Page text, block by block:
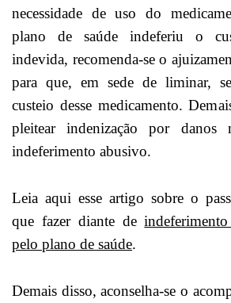
necessidade de uso do
plano de saúde indeferiu o
indevida, recomenda-se o
para que, em sede de liminar,
custeio desse medicamento.
pleitear indenização por danos
indeferimento abusivo.
Leia aqui esse artigo sobre o
que fazer diante de
pelo plano de saúde.
Demais disso, aconselha-se o